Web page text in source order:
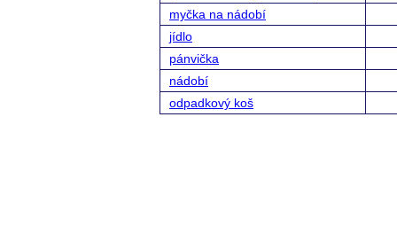
myčka na nádobí
jídlo
pánvička
nádobí
odpadkový koš